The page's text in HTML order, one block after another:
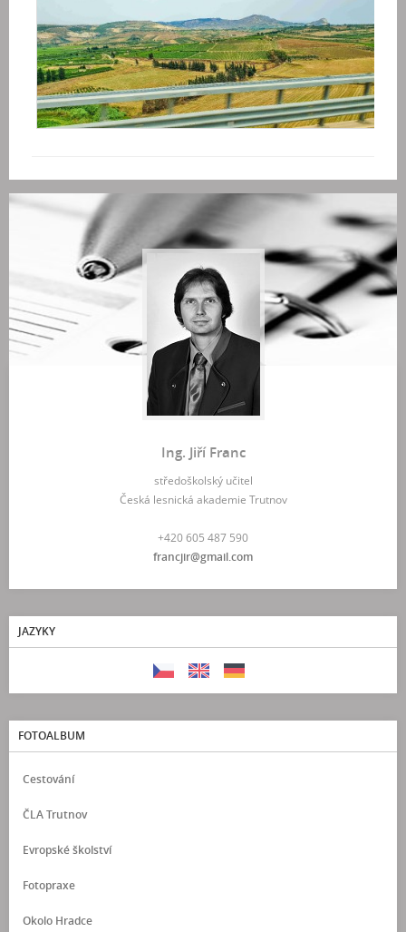
Ing. Jiří Franc
středoškolský učitel
Česká lesnická akademie Trutnov
+420 605 487 590
francjir@gmail.com
JAZYKY
FOTOALBUM
Cestování
ČLA Trutnov
Evropské školství
Fotopraxe
Okolo Hradce